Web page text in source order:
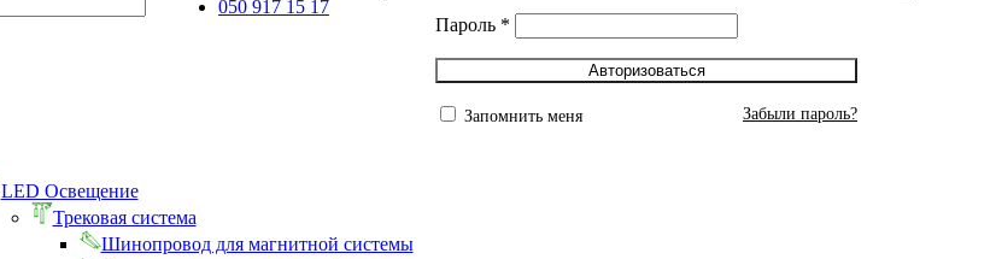
050 917 15 17
Пароль *
Авторизоваться
Забыли пароль?
Запомнить меня
LED Освещение
Трековая система
Шинопровод для магнитной системы